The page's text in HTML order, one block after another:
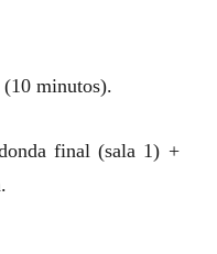
(10 minutos).
final (sala 1) +